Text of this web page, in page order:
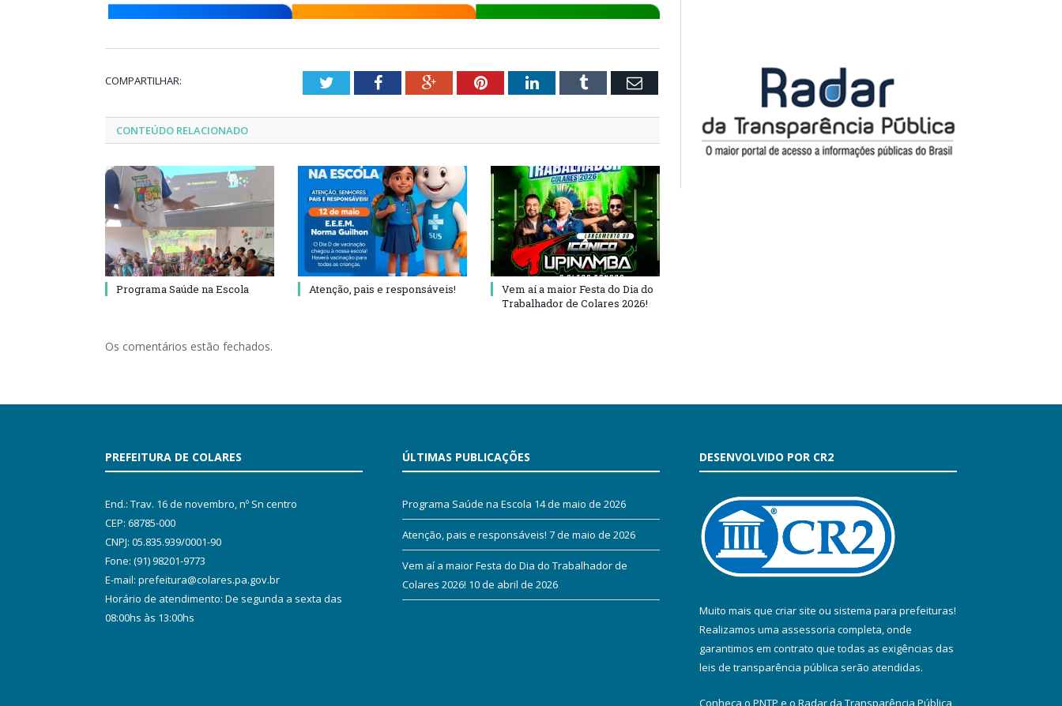
COMPARTILHAR: TwitterFacebookGoogle+PinterestLinkedInTumblr Email
CONTEÚDO RELACIONADO
Programa Saúde na Escola Atenção, pais e responsáveis!
Vem aí a maior Festa do Dia do
Trabalhador de Colares 2026!
Os comentários estão fechados.
PREFEITURA DE COLARES
End.: Trav. 16 de novembro, nº Sn centro
CEP: 68785-000
CNPJ: 05.835.939/0001-90
Fone: (91) 98201-9773
E-mail: prefeitura@colares.pa.gov.br
Horário de atendimento: De segunda a sexta das
08:00hs às 13:00hs
ÚLTIMAS PUBLICAÇÕES
Programa Saúde na Escola 14 de maio de 2026
Atenção, pais e responsáveis! 7 de maio de 2026
Vem aí a maior Festa do Dia do Trabalhador de
Colares 2026! 10 de abril de 2026
DESENVOLVIDO POR CR2
Muito mais que criar site ou sistema para prefeituras!
Realizamos uma assessoria completa, onde
garantimos em contrato que todas as exigências das
leis de transparência pública serão atendidas.
Conheça o PNTP e o Radar da Transparência Pública